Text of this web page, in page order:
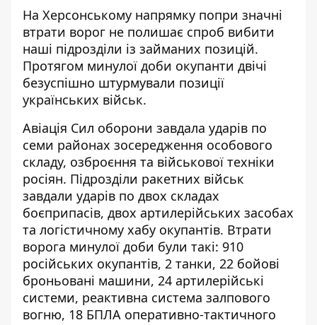
На Херсонському напрямку попри значні
втрати ворог не полишає спроб вибити
наші підрозділи із займаних позицій.
Протягом минулої доби окупанти двічі
безуспішно штурмували позиції
українських військ.
Авіація Сил оборони завдала ударів по
семи районах зосередження особового
складу, озброєння та військової техніки
росіян. Підрозділи ракетних військ
завдали ударів по двох складах
боєприпасів, двох артилерійських засобах
та логістичному хабу окупантів. Втрати
ворога минулої доби були такі: 910
російських окупантів, 2 танки, 22 бойові
броньовані машини, 24 артилерійські
системи, реактивна система залпового
вогню, 18 БПЛА оперативно-тактичного